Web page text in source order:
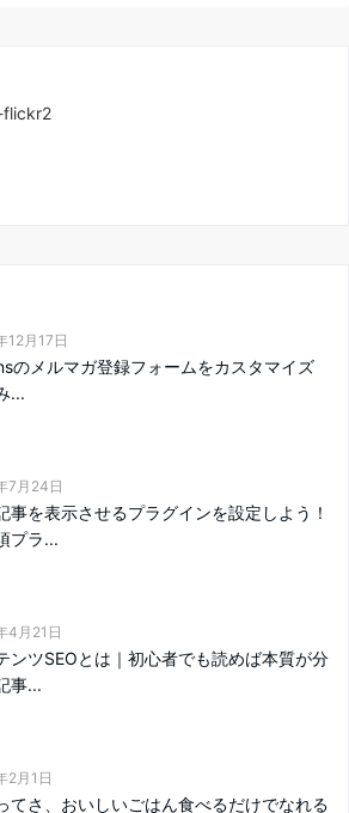
12月17日
のメルマガ登録フォームをカスタマイズ
...
7月24日
事を表示させるプラグインを設定しよう！
プラ...
4月21日
ンツSEOとは｜初心者でも読めば本質が分
事...
2月1日
てさ、おいしいごはん食べるだけでなれる